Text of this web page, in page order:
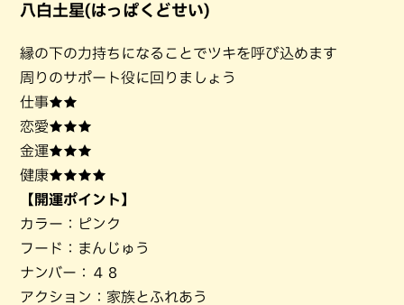
八白土星(はっぱくどせい)
縁の下の力持ちになることでツキを呼び込めます
周りのサポート役に回りましょう
仕事★★
恋愛★★★
金運★★★
健康★★★★
【開運ポイント】
カラー：ピンク
フード：まんじゅう
ナンバー：４８
アクション：家族とふれあう